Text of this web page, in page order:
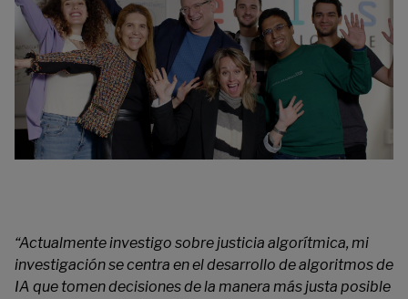
“Actualmente investigo sobre justicia algorítmica, mi
investigación se centra en el desarrollo de algoritmos de
IA que tomen decisiones de la manera más justa posible